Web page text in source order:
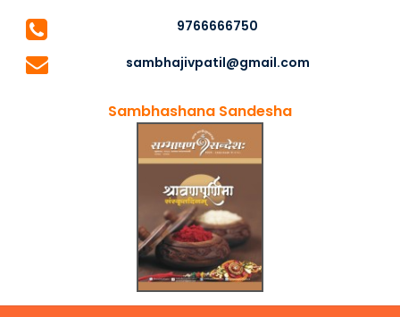
9766666750
sambhajivpatil@gmail.com
Sambhashana Sandesha